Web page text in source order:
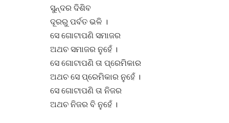
ସୁନ୍ଦର ଦିଶିବ
ଦୂରରୁ ପର୍ବତ ଭଳି ।
ସେ ଗୋଟାପଣି ସମାଜର
ଅଥଚ ସମାଜର ନୁହେଁ ।
ସେ ଗୋଟାପଣି ତା ପ୍ରେମିକାର
ଅଥଚ ସେ ପ୍ରେମିକାର ନୁହେଁ ।
ସେ ଗୋଟାପଣି ତା ନିଜର
ଅଥଚ ନିଜର ବି ନୁହେଁ ।